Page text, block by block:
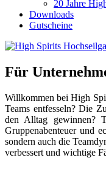
20 Jahre
Downloads
Gutscheine
Für
Willkommen bei High
Teams entfesseln? Die
den Alltag gewinnen?
Gruppenabenteuer und
sondern auch die
verbessert und wichtige